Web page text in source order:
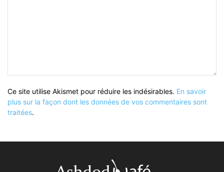
Ce site utilise Akismet pour réduire les indésirables. En savoir
plus sur la façon dont les données de vos commentaires sont
traitées.